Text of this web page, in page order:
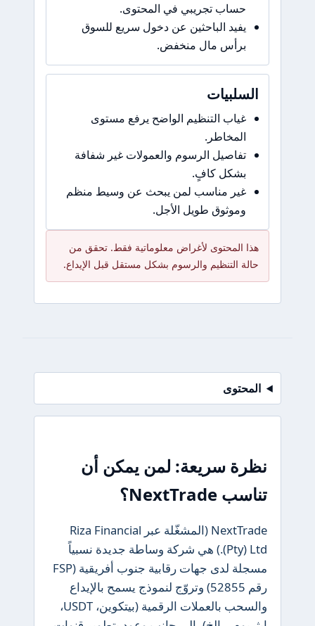
حساب تجريبي في المحتوى.
يفيد الباحثين عن دخول سريع للسوق
برأس مال منخفض.
غياب التنظيم الواضح يرفع مستوى
تفاصيل الرسوم والعمولات غير شفافة
غير مناسب لمن يبحث عن وسيط منظم
وموثوق طويل الأجل.
المحتوى لأغراض معلوماتية فقط. تحقق من
التنظيم والرسوم بشكل مستقل قبل الإيداع.
سريعة: لمن يمكن أن
NextTrade (المشغّلة عبر Riza Financial
(Pty) Ltd.) هي شركة وساطة جديدة نسبياً
مسجلة لدى جهات رقابية جنوب أفريقية (FSP
رقم 52855) وتروّج لنموذج يسمح بالإيداع
والسحب بالعملات الرقمية (بيتكوين، USDT،